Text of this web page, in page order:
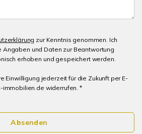
zur Kenntnis genommen. Ich
Angaben und Daten zur Beantwortung
erhoben und gespeichert werden.
Einwilligung jederzeit für die Zukunft per E-
immobilien.de widerrufen. *
Absenden